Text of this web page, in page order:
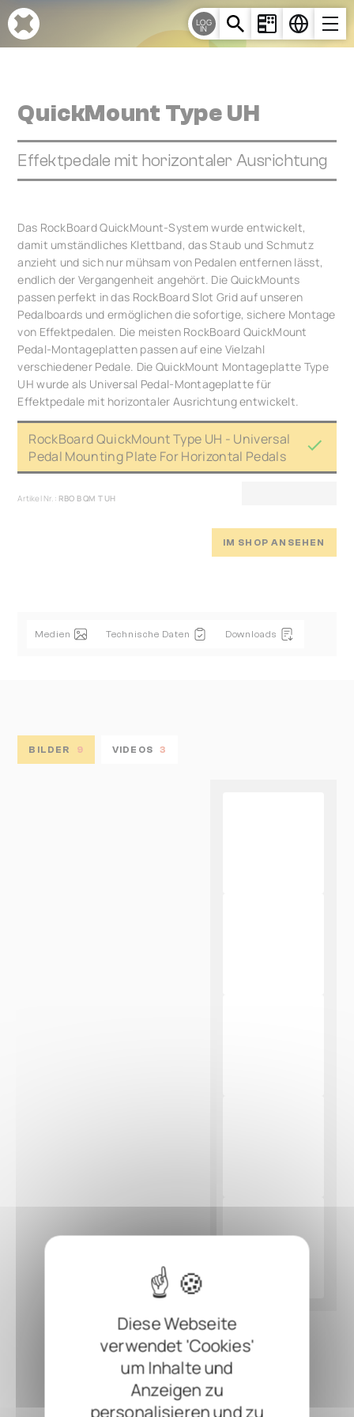
Cookie-Einstellungen
Diese Webseite
verwendet 'Cookies'
um Inhalte und
Anzeigen zu
personalisieren und zu
LOG
IN
QuickMount Type UH
Effektpedale mit horizontaler Ausrichtung
Das RockBoard QuickMount-System wurde entwickelt,
damit umständliches Klettband, das Staub und Schmutz
anzieht und sich nur mühsam von Pedalen entfernen lässt,
endlich der Vergangenheit angehört. Die QuickMounts
passen perfekt in das RockBoard Slot Grid auf unseren
Pedalboards und ermöglichen die sofortige, sichere Montage
von Effektpedalen. Die meisten RockBoard QuickMount
Pedal-Montageplatten passen auf eine Vielzahl
verschiedener Pedale. Die QuickMount Montageplatte Type
UH wurde als Universal Pedal-Montageplatte für
Effektpedale mit horizontaler Ausrichtung entwickelt.
RockBoard QuickMount Type UH - Universal
Pedal Mounting Plate For Horizontal Pedals
Artikel Nr.: RBO B QM T UH
IM SHOP ANSEHEN
Medien Technische Daten Downloads
BILDER 9 VIDEOS 3